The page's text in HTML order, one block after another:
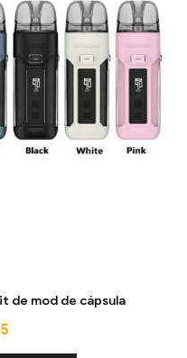
de mod de cápsula